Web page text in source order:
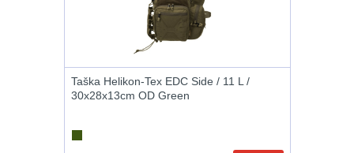
.357 .38 (9mm)7
1911
Taška Helikon-Tex EDC Side / 11 L /
30x28x13cm OD Green